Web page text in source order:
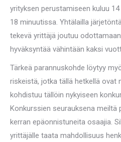
yrityksen perustamiseen kuluu
18 minuutissa. Yhtälailla
tekevä yrittäjä joutuu
hyväksyntää vähintään kaksi
Tärkeä parannuskohde löytyy
riskeistä, jotka tällä hetkellä ovat
kohdistuu tällöin nykyiseen
Konkurssien seurauksena meiltä
kerran epäonnistuneita osaajia.
yrittäjälle taata mahdollisuus